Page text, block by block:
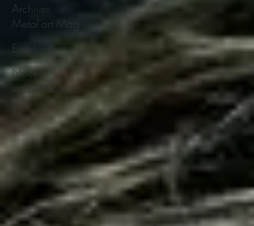
Archives
Metal’art Mag
Event
Nous
supportons…